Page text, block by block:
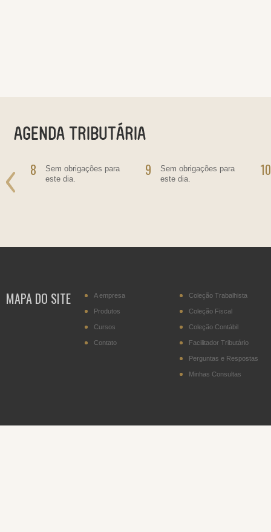
8
Sem obrigações para
este dia.
9
Sem obrigações para
este dia.
10
MAPA DO SITE A empresa
Produtos
Cursos
Contato
Coleção Trabalhista
Coleção Fiscal
Coleção Contábil
Facilitador Tributário
Perguntas e Respostas
Minhas Consultas